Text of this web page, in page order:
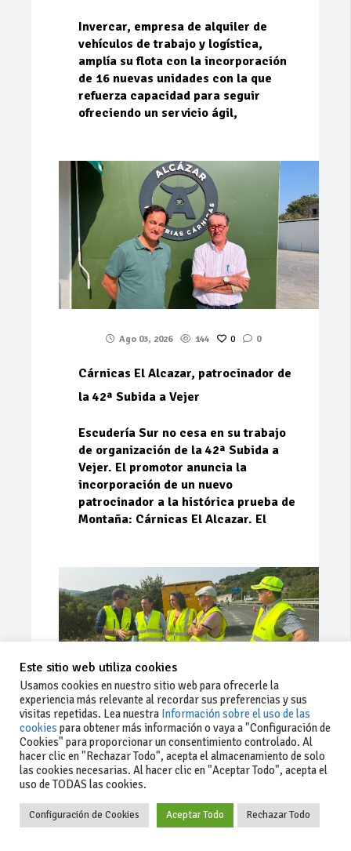
Invercar, empresa de alquiler de
vehículos de trabajo y logística,
amplía su flota con la incorporación
de 16 nuevas unidades con la que
refuerza capacidad para seguir
ofreciendo un servicio ágil,
Ago 03, 2026 144 0 0
Cárnicas El Alcazar, patrocinador de
la 42ª Subida a Vejer
Escudería Sur no cesa en su trabajo
de organización de la 42ª Subida a
Vejer. El promotor anuncia la
incorporación de un nuevo
patrocinador a la histórica prueba de
Montaña: Cárnicas El Alcazar. El
Ago 03, 2026 76 0 0
La Junta implementa mejoras en la
A381 por Los Barrios
Este sitio web utiliza cookies
Usamos cookies en nuestro sitio web para ofrecerle la
experiencia más relevante al recordar sus preferencias y sus
visitas repetidas. Lea nuestra Información sobre el uso de las
cookies para obtener más información o vaya a "Configuración de
Cookies" para proporcionar un consentimiento controlado. Al
hacer clic en "Rechazar Todo", acepta el almacenamiento de solo
las cookies necesarias. Al hacer clic en "Aceptar Todo", acepta el
uso de TODAS las cookies.
Configuración de Cookies Aceptar Todo Rechazar Todo